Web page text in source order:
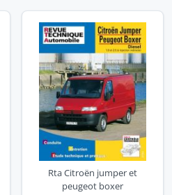
Rta Citroën jumper et
peugeot boxer